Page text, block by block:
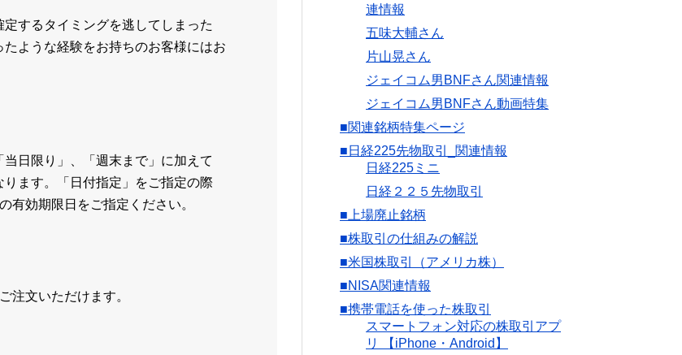
するタイミングを逃してしまった
ような経験をお持ちのお客様にはお
日限り」、「週末まで」に加えて
ります。「日付指定」をご指定の際
有効期限日をご指定ください。
注文いただけます。
連情報
五味大輔さん
片山晃さん
ジェイコム男BNFさん関連情報
ジェイコム男BNFさん動画特集
■関連銘柄特集ページ
■日経225先物取引_関連情報
日経225ミニ
日経２２５先物取引
■上場廃止銘柄
■株取引の仕組みの解説
■米国株取引（アメリカ株）
■NISA関連情報
■携帯電話を使った株取引
スマートフォン対応の株取引アプ
リ 【iPhone・Android】